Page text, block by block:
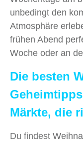
unbedingt den
Atmosphäre
frühen Abend
Woche oder an
Die besten
Märkte, die
Du findest